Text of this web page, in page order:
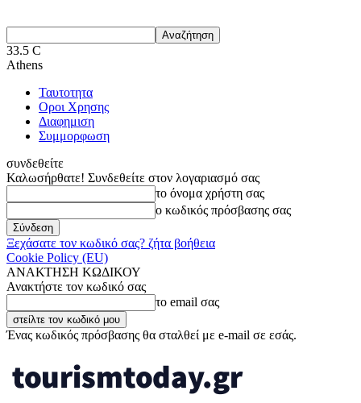
33.5 C
Athens
Ταυτοτητα
Οροι Χρησης
Διαφημιση
Συμμορφωση
συνδεθείτε
Καλωσήρθατε! Συνδεθείτε στον λογαριασμό σας
το όνομα χρήστη σας
ο κωδικός πρόσβασης σας
Ξεχάσατε τον κωδικό σας? ζήτα βοήθεια
Cookie Policy (EU)
ΑΝΑΚΤΗΣΗ ΚΩΔΙΚΟΥ
Ανακτήστε τον κωδικό σας
το email σας
Ένας κωδικός πρόσβασης θα σταλθεί με e-mail σε εσάς.